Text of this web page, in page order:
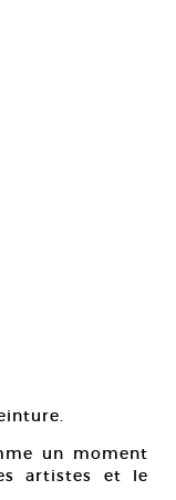
un moment
artistes et le